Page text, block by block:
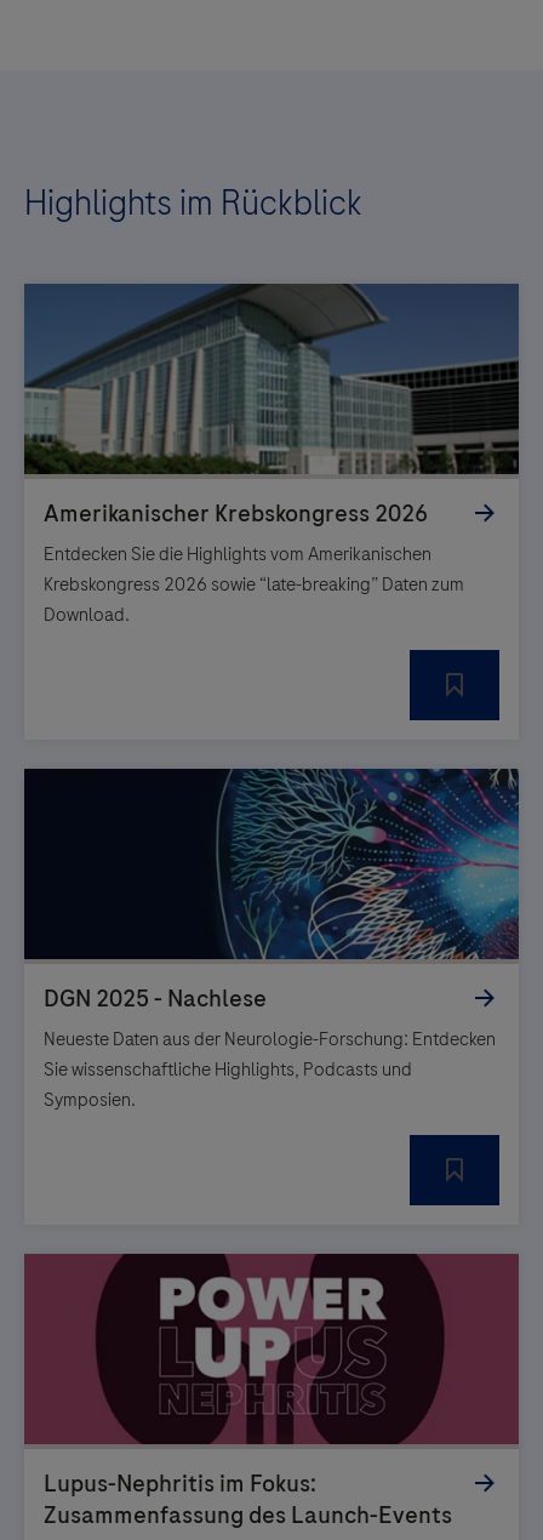
Highlights im Rückblick
Entdecken Sie die Highlights vom Amerikanischen
Krebskongress 2026 sowie “late-breaking” Daten zum
Download.
Neueste Daten aus der Neurologie-Forschung: Entdecken
Sie wissenschaftliche Highlights, Podcasts und
Symposien.